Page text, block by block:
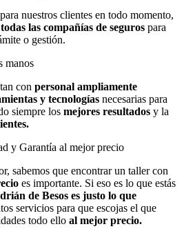
nuestros clientes en todo momento,
las compañías de seguros para
o gestión.
manos
con personal ampliamente
y tecnologías necesarias para
siempre los mejores resultados y la
y Garantía al mejor precio
sabemos que encontrar un taller con
es importante. Si eso es lo que estás
de Besos es justo lo que
servicios para que escojas el que
todo ello al mejor precio.